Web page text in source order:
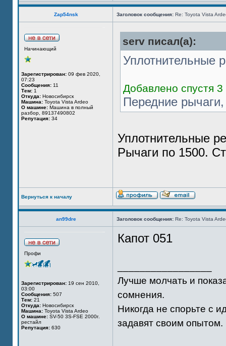
Zap54nsk Заголовок сообщения: Re: Toyota Vista
Начинающий
Зарегистрирован: 09 фев 2020,
07:23
Сообщения: 11
Тем: 1
Откуда: Новосибирск
Машина: Toyota Vista Ardeo
О машине: Машина в полный
разбор, 89137490802
Репутация: 34
serv писал(а):
Уплотнительные
Добавлено спустя
Передние
Уплотнительные
Рычаги по 1500.
Вернуться к началу
an99dre Заголовок сообщения: Re: Toyota Vista
Профи
Зарегистрирован: 19 сен 2010,
03:00
Сообщения: 507
Тем: 21
Откуда: Новосибирск
Машина: Toyota Vista Ardeo
О машине: SV-50 3S-FSE 2000г.
рестайл
Репутация: 630
Капот 051
Лучше молчать и
сомнения.
Никогда не спорьте с
задавят своим опытом.